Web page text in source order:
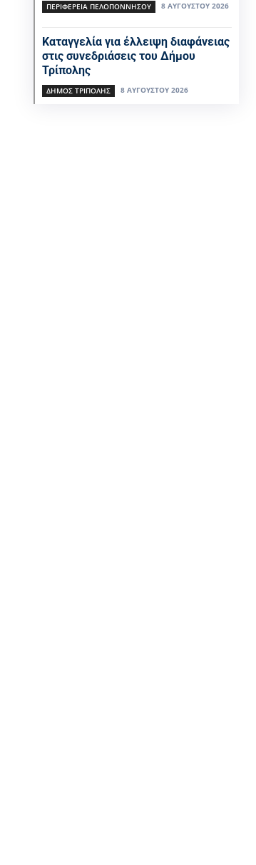
ΠΕΡΙΦΕΡΕΙΑ ΠΕΛΟΠΟΝΝΗΣΟΥ 8 ΑΥΓΟΎΣΤΟΥ 2026
Καταγγελία για έλλειψη διαφάνειας
στις συνεδριάσεις του Δήμου
Τρίπολης
ΔΉΜΟΣ ΤΡΊΠΟΛΗΣ 8 ΑΥΓΟΎΣΤΟΥ 2026